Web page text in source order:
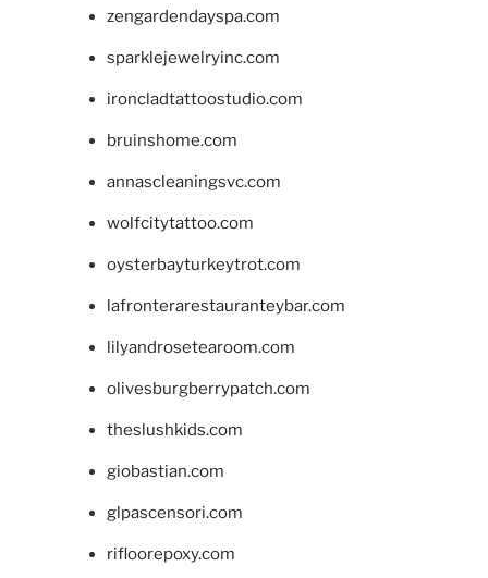
zengardendayspa.com
sparklejewelryinc.com
ironcladtattoostudio.com
bruinshome.com
annascleaningsvc.com
wolfcitytattoo.com
oysterbayturkeytrot.com
lafronterarestauranteybar.com
lilyandrosetearoom.com
olivesburgberrypatch.com
theslushkids.com
giobastian.com
glpascensori.com
rifloorepoxy.com